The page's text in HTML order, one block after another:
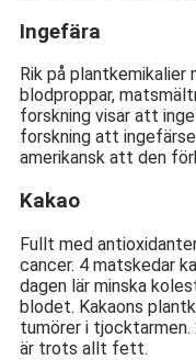
Ingefära
Rik på plantkemikalier
blodproppar,
forskning visar att
forskning att
amerikansk att den
Kakao
Fullt med
cancer. 4 matskedar
dagen lär minska
blodet. Kakaons
tumörer i tjocktarmen.
är trots allt fett.